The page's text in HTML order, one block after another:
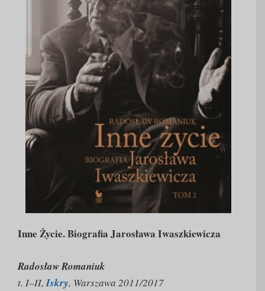
Inne Życie. Biografia Jarosława Iwaszkiewicza
Radosław Romaniuk
t. I–II,Iskry, Warszawa 2011/2017